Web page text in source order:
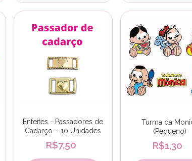
Enfeites - Passadores de
Cadarço – 10 Unidades
R$7,50
Turma da
(Pequeno)
R$1,30